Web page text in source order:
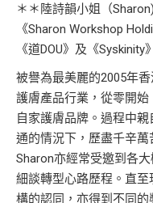
＊＊陸詩韻小姐（
《Sharon Workshop
《道DOU》及《Syskinity
被譽為最美麗的2005年
護膚產品行業，從零開
自家護膚品牌。過程中
通的情況下，歷盡千辛萬
Sharon亦經常受邀到各
細談轉型心路歷程。直
構的認同，亦得到不同